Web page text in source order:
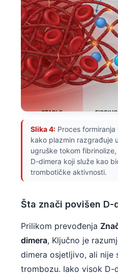
Slika 4: Proces
kako plazmin razgrađuje
ugruške tokom
D-dimera koji služe kao
trombotičke aktivnosti.
Šta znači povišen D-
Prilikom prevođenja
dimera, Ključno je
dimera osjetljivo, ali nije
trombozu. Iako visok D-